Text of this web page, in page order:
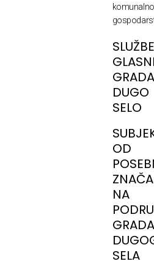
komunalno
GRADA
DUGO
SELO
OD
NA
GRADA
SELA